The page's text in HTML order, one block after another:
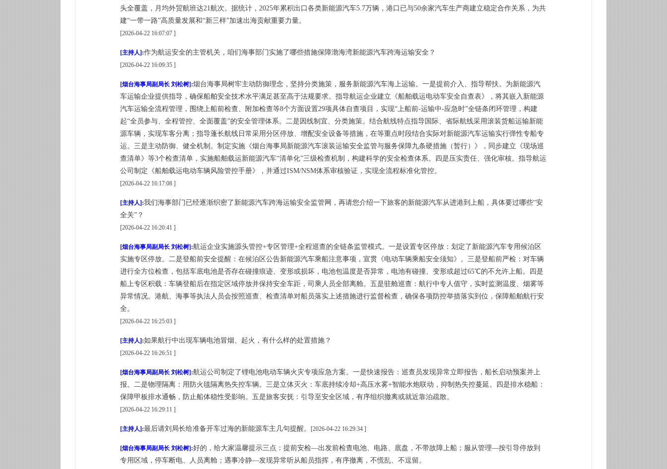
头全覆盖，月均外贸航班达21航次。据统计，2025年累积出口各类新能源汽车5.7万辆，港口已与50余家汽车生产商建立稳定合作关系，为共
建“一带一路”高质量发展和“新三样”加速出海贡献重要力量。
[2026-04-22 16:07:07 ]
[主持人]:作为航运安全的主管机关，咱们海事部门实施了哪些措施保障渤海湾新能源汽车跨海运输安全？
[2026-04-22 16:09:35 ]
[烟台海事局副局长 刘松树]:烟台海事局树牢主动防御理念，坚持分类施策，服务新能源汽车海上运输。一是提前介入、指导帮扶。为新能源汽
车运输企业提供指导，确保船舶安全技术水平满足甚至高于法规要求。指导航运企业建立《船舶载运电动车安全自查表》，将其嵌入新能源
汽车运输全流程管理，围绕上船前检查、附加检查等8个方面设置29项具体自查项目，实现“上船前-运输中-应急时”全链条闭环管理，构建
起“全员参与、全程管控、全面覆盖”的安全管理体系。二是因线制宜、分类施策。结合航线特点指导国际、省际航线采用滚装货船运输新能
源车辆，实现车客分离；指导蓬长航线日常采用分区停放、增配安全设备等措施，在等重点时段结合实际对新能源汽车运输实行弹性专船专
运。三是主动防御、健全机制。制定实施《烟台海事局新能源汽车滚装运输安全监管与服务保障九条硬措施（暂行）》，同步建立《现场巡
查清单》等3个检查清单，实施船舶载运新能源汽车“清单化”三级检查机制，构建科学的安全检查体系。四是压实责任、强化审核。指导航运
公司制定《船舶载运电动车辆风险管控手册》，并通过ISM/NSM体系审核验证，实现全流程标准化管控。
[2026-04-22 16:17:08 ]
[主持人]:我们海事部门已经逐渐织密了新能源汽车跨海运输安全监管网，再请您介绍一下旅客的新能源汽车从进港到上船，具体要过哪些“安
全关”？
[2026-04-22 16:20:41 ]
[烟台海事局副局长 刘松树]:航运企业实施源头管控+专区管理+全程巡查的全链条监管模式。一是设置专区停放：划定了新能源汽车专用候泊区
实施专区停放。二是登船前安全提醒：在候泊区公告新能源汽车乘船注意事项，宣贯《电动车辆乘船安全须知》。三是登船前严检：对车辆
进行全方位检查，包括车底电池是否存在碰撞痕迹、变形或损坏，电池包温度是否异常，电池有碰撞、变形或超过65℃的不允许上船。四是
船上专区积载：车辆登船后在指定区域停放并保持安全车距，司乘人员全部离舱。五是驻舱巡查：航行中专人值守，实时监测温度、烟雾等
异常情况。港航、海事等执法人员会按照巡查、检查清单对船员落实上述措施进行监督检查，确保各项防控举措落实到位，保障船舶航行安
全。
[2026-04-22 16:25:03 ]
[主持人]:如果航行中出现车辆电池冒烟、起火，有什么样的处置措施？
[2026-04-22 16:26:51 ]
[烟台海事局副局长 刘松树]:航运公司制定了锂电池电动车辆火灾专项应急方案。一是快速报告：巡查员发现异常立即报告，船长启动预案并上
报。二是物理隔离：用防火毯隔离热失控车辆。三是立体灭火：车底持续冷却+高压水雾+智能水炮联动，抑制热失控蔓延。四是排水稳船：
保障甲板排水通畅，防止船体稳性受影响。五是旅客安抚：引导至安全区域，有序组织撤离或就近靠泊疏散。
[2026-04-22 16:29:11 ]
[主持人]:最后请刘局长给准备开车过海的新能源车主几句提醒。 [2026-04-22 16:29:34 ]
[烟台海事局副局长 刘松树]:好的，给大家温馨提示三点：提前安检—出发前检查电池、电路、底盘，不带故障上船；服从管理—按引导停放到
专用区域，停车断电、人员离舱；遇事冷静—发现异常听从船员指挥，有序撤离，不慌乱、不逗留。